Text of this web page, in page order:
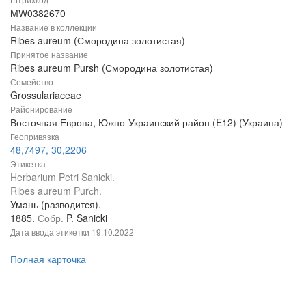
MW0382670
Название в коллекции
Ribes aureum (Смородина золотистая)
Принятое название
Ribes aureum Pursh (Смородина золотистая)
Семейство
Grossulariaceae
Районирование
Восточная Европа, Южно-Украинский район (E12) (Украина)
Геопривязка
48,7497, 30,2206
Этикетка
Herbarium Petri Sanicki.
Ribes aureum Purсh.
Умань (разводится).
1885. Собр. P. Sanicki
Дата ввода этикетки 19.10.2022
Полная карточка